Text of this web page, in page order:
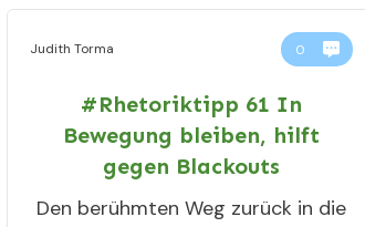
Judith Torma 0
#Rhetoriktipp 61 In
Bewegung bleiben, hilft
gegen Blackouts
Den berühmten Weg zurück in die